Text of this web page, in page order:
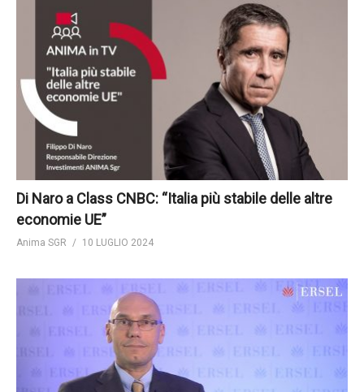
Di Naro a Class CNBC: “Italia più stabile delle altre
economie UE”
Anima SGR 10 LUGLIO 2024